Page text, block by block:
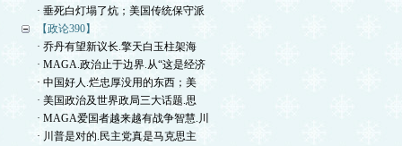
· 垂死白灯塌了炕；美国传统保守派
【政论390】
· 乔丹有望新议长.擎天白玉柱架海
· MAGA.政治止于边界.从“这是经济
· 中国好人.烂忠厚没用的东西；美
· 美国政治及世界政局三大话题.思
· MAGA爱国者越来越有战争智慧.川
· 川普是对的.民主党真是马克思主